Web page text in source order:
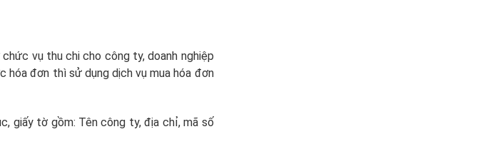
vụ thu chi cho công ty, doanh nghiệp
hóa đơn thì sử dụng dịch vụ mua hóa đơn
giấy tờ gồm: Tên công ty, địa chỉ, mã số